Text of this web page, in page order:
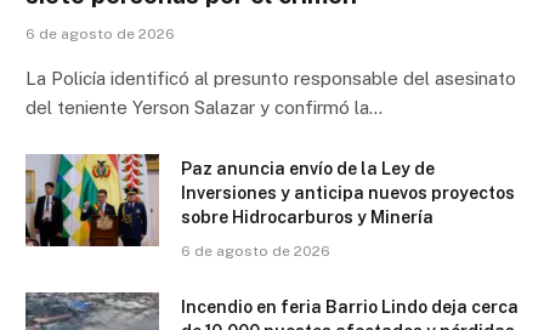
6 de agosto de 2026
La Policía identificó al presunto responsable del asesinato
del teniente Yerson Salazar y confirmó la…
Paz anuncia envío de la Ley de
Inversiones y anticipa nuevos proyectos
sobre Hidrocarburos y Minería
6 de agosto de 2026
Incendio en feria Barrio Lindo deja cerca